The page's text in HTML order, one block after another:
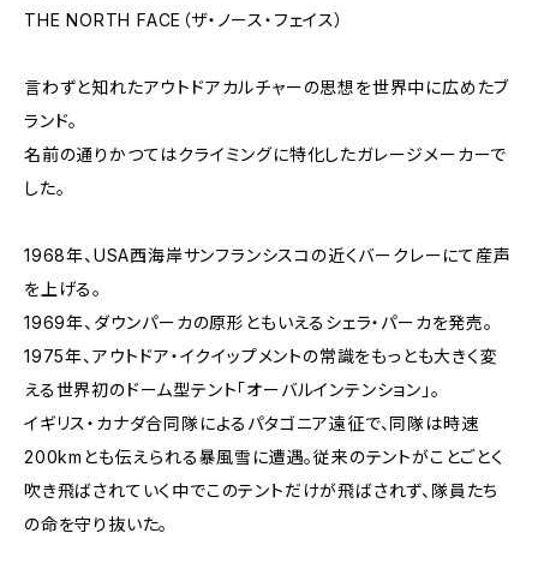
THE NORTH FACE（ザ・ノース・フェイス）
言わずと知れたアウトドアカルチャーの思想を世界中に広めたブ
ランド。
名前の通りかつてはクライミングに特化したガレージメーカーで
した。
1968年、USA西海岸サンフランシスコの近くバークレーにて産声
を上げる。
1969年、ダウンパーカの原形ともいえるシェラ・パーカを発売。
1975年、アウトドア・イクイップメントの常識をもっとも大きく変
える世界初のドーム型テント「オーバルインテンション」。
イギリス・カナダ合同隊によるパタゴニア遠征で、同隊は時速
200kmとも伝えられる暴風雪に遭遇。従来のテントがことごとく
吹き飛ばされていく中でこのテントだけが飛ばされず、隊員たち
の命を守り抜いた。